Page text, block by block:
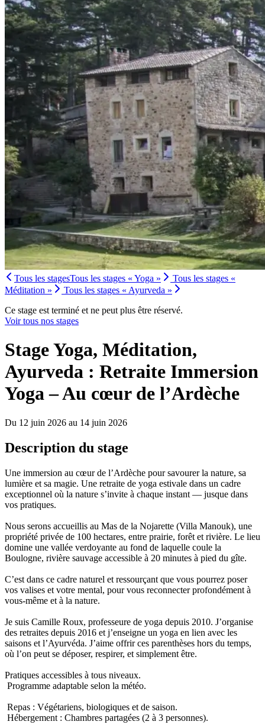
Tous les stagesTous les stages « Yoga »
Tous les stages «
Méditation »
Tous les stages « Ayurveda »
Ce stage est terminé et ne peut plus être réservé.
Voir tous nos stages
Stage Yoga, Méditation,
Ayurveda : Retraite Immersion
Yoga – Au cœur de l’Ardèche
Du 12 juin 2026 au 14 juin 2026
Description du stage
Une immersion au cœur de l’Ardèche pour savourer la nature, sa
lumière et sa magie. Une retraite de yoga estivale dans un cadre
exceptionnel où la nature s’invite à chaque instant — jusque dans
vos pratiques.
Nous serons accueillis au Mas de la Nojarette (Villa Manouk), une
propriété privée de 100 hectares, entre prairie, forêt et rivière. Le lieu
domine une vallée verdoyante au fond de laquelle coule la
Boulogne, rivière sauvage accessible à 20 minutes à pied du gîte.
C’est dans ce cadre naturel et ressourçant que vous pourrez poser
vos valises et votre mental, pour vous reconnecter profondément à
vous-même et à la nature.
Je suis Camille Roux, professeure de yoga depuis 2010. J’organise
des retraites depuis 2016 et j’enseigne un yoga en lien avec les
saisons et l’Ayurvéda. J’aime offrir ces parenthèses hors du temps,
où l’on peut se déposer, respirer, et simplement être.
Pratiques accessibles à tous niveaux.
Programme adaptable selon la météo.
Repas : Végétariens, biologiques et de saison.
Hébergement : Chambres partagées (2 à 3 personnes).